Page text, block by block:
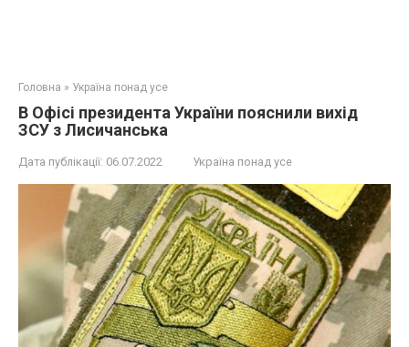
Головна » Україна понад усе
В Офісі президента України пояснили вихід
ЗСУ з Лисичанська
Дата публікації: 06.07.2022 Україна понад усе